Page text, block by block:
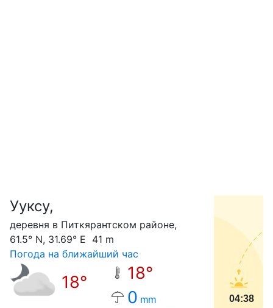
Ууксу,
деревня в Питкярантском районе,
61.5° N, 31.69° E 41 m
Погода на ближайший час
18°
18°
0 mm 04:38